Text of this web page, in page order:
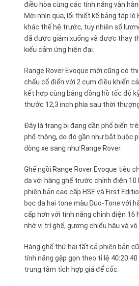
điều hòa cùng các tính năng vận
Mới nhìn qua, lối thiết kế bảng táp lô
khác thế hệ trước, tuy nhiên số
đã được giảm xuống và được thay
kiểu cảm ứng hiện đại.
Range Rover Evoque mới cũng có
chấu cổ điển với 2 cụm điều khiển
kết hợp cùng bảng đồng hồ tốc độ
thước 12,3 inch phía sau thời
Đây là trang bị đang dần phổ biến
phổ thông, do đó gần như bắt buộc
dòng xe sang như Range Rover.
Ghế ngồi Range Rover Evoque tiêu
da với hàng ghế trước chỉnh điện 10
phiên bản cao cấp HSE và First
bọc da hai tone màu Duo-Tone với
cấp hơn với tính năng chỉnh điện 16
nhớ vị trí ghế, gương chiếu hậu và vô
Hàng ghế thứ hai tất cả phiên bản
tính năng gập gọn theo tỉ lệ
trung tâm tích hợp giá để cốc.